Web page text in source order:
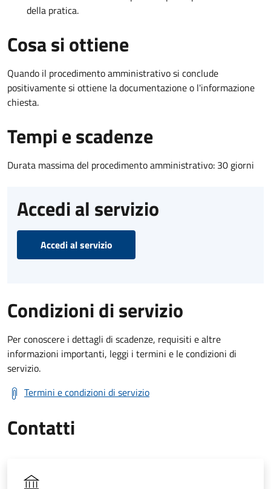
della pratica.
Cosa si ottiene
Quando il procedimento amministrativo si conclude
positivamente si ottiene la documentazione o l'informazione
chiesta.
Tempi e scadenze
Durata massima del procedimento amministrativo: 30 giorni
Accedi al servizio
Accedi al servizio
Condizioni di servizio
Per conoscere i dettagli di scadenze, requisiti e altre
informazioni importanti, leggi i termini e le condizioni di
servizio.
Termini e condizioni di servizio
Contatti